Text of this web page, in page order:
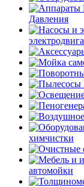
Давления
химчистки
автомойки